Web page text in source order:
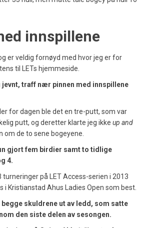
innspillene
er veldig fornøyd med hvor jeg er for
til LETs hjemmeside.
traff nær pinnen med innspillene
for dagen ble det en tre-putt, som var
putt, og deretter klarte jeg ikke up and
om de to sene bogeyene.
gjort fem birdier samt to tidlige
4.
turneringer på LET Access-serien i 2013
i Kristianstad Ahus Ladies Open som best.
skuldrene ut av ledd, som satte
den siste delen av sesongen.